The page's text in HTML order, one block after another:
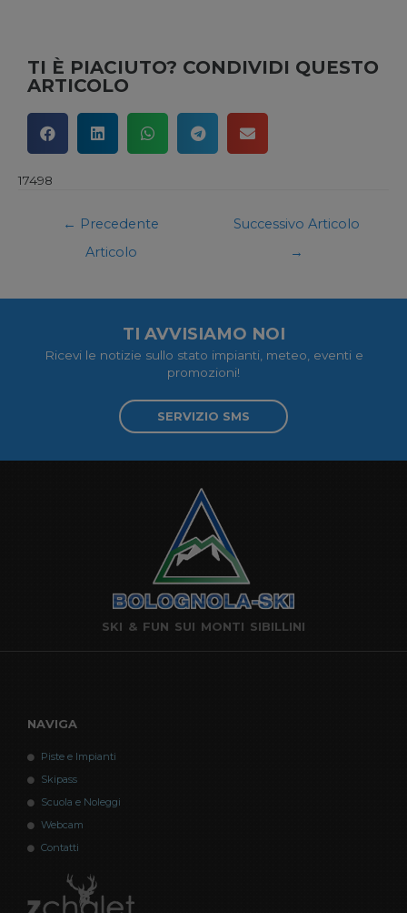
TI È PIACIUTO? CONDIVIDI QUESTO
ARTICOLO
17498
← Precedente
Articolo
Successivo Articolo
→
TI AVVISIAMO NOI
Ricevi le notizie sullo stato impianti, meteo, eventi e
promozioni!
SERVIZIO SMS
SKI & FUN SUI MONTI SIBILLINI
NAVIGA
Piste e Impianti
Skipass
Scuola e Noleggi
Webcam
Contatti